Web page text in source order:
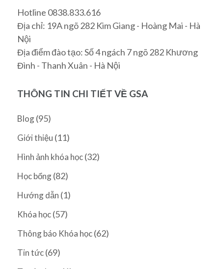
Hotline 0838.833.616
Địa chỉ: 19A ngõ 282 Kim Giang - Hoàng Mai - Hà
Nội
Địa điểm đào tạo: Số 4 ngách 7 ngõ 282 Khương
Đình - Thanh Xuân - Hà Nội
THÔNG TIN CHI TIẾT VỀ GSA
Blog(95)
Giới thiệu (11)
Hình ảnh khóa học(32)
Học bổng(82)
Hướng dẫn (1)
Khóa học(57)
Thông báo Khóa học(62)
Tin tức(69)